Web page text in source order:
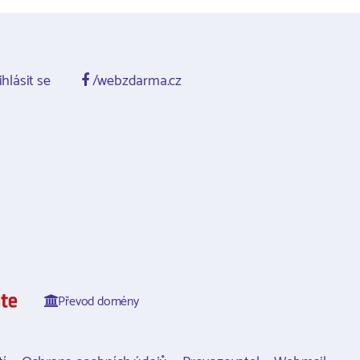
se /webzdarma.cz
Převod domény